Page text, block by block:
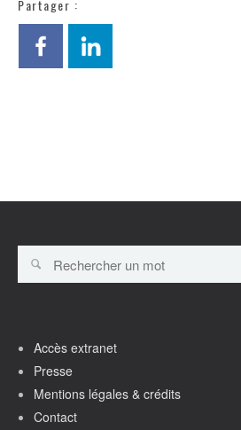
Partager :
Accès extranet
Presse
Mentions légales & crédits
Contact